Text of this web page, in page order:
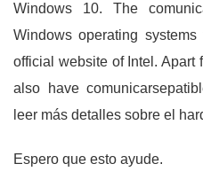
Windows 10. The
Windows operating
official website of Intel. Apart
also have
leer más detalles sobre el
Espero que esto ayude.